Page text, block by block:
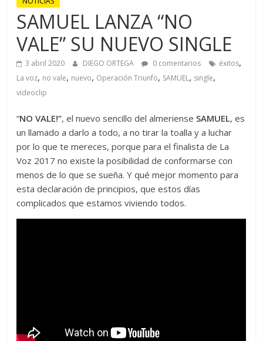
SAMUEL LANZA “NO
VALE” SU NUEVO SINGLE
3 abril 2020 DIEGO ORTEGA 0 comentarios éxitos,
La voz, no vale, nuevo, Operación Triunfo, SAMUEL, single,
videoclip
“NO VALE!”, el nuevo sencillo del almeriense SAMUEL, es
un llamado a darlo a todo, a no tirar la toalla y a luchar
por lo que te mereces, porque para el finalista de La
Voz 2017 no existe la posibilidad de conformarse con
menos de lo que se sueña. Y qué mejor momento para
esta declaración de principios, que estos días
complicados que estamos viviendo todos.